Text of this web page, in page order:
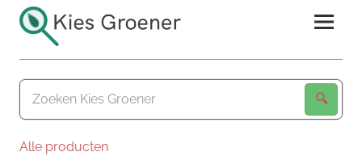
naar
inhoudKies
Groener
Alle producten